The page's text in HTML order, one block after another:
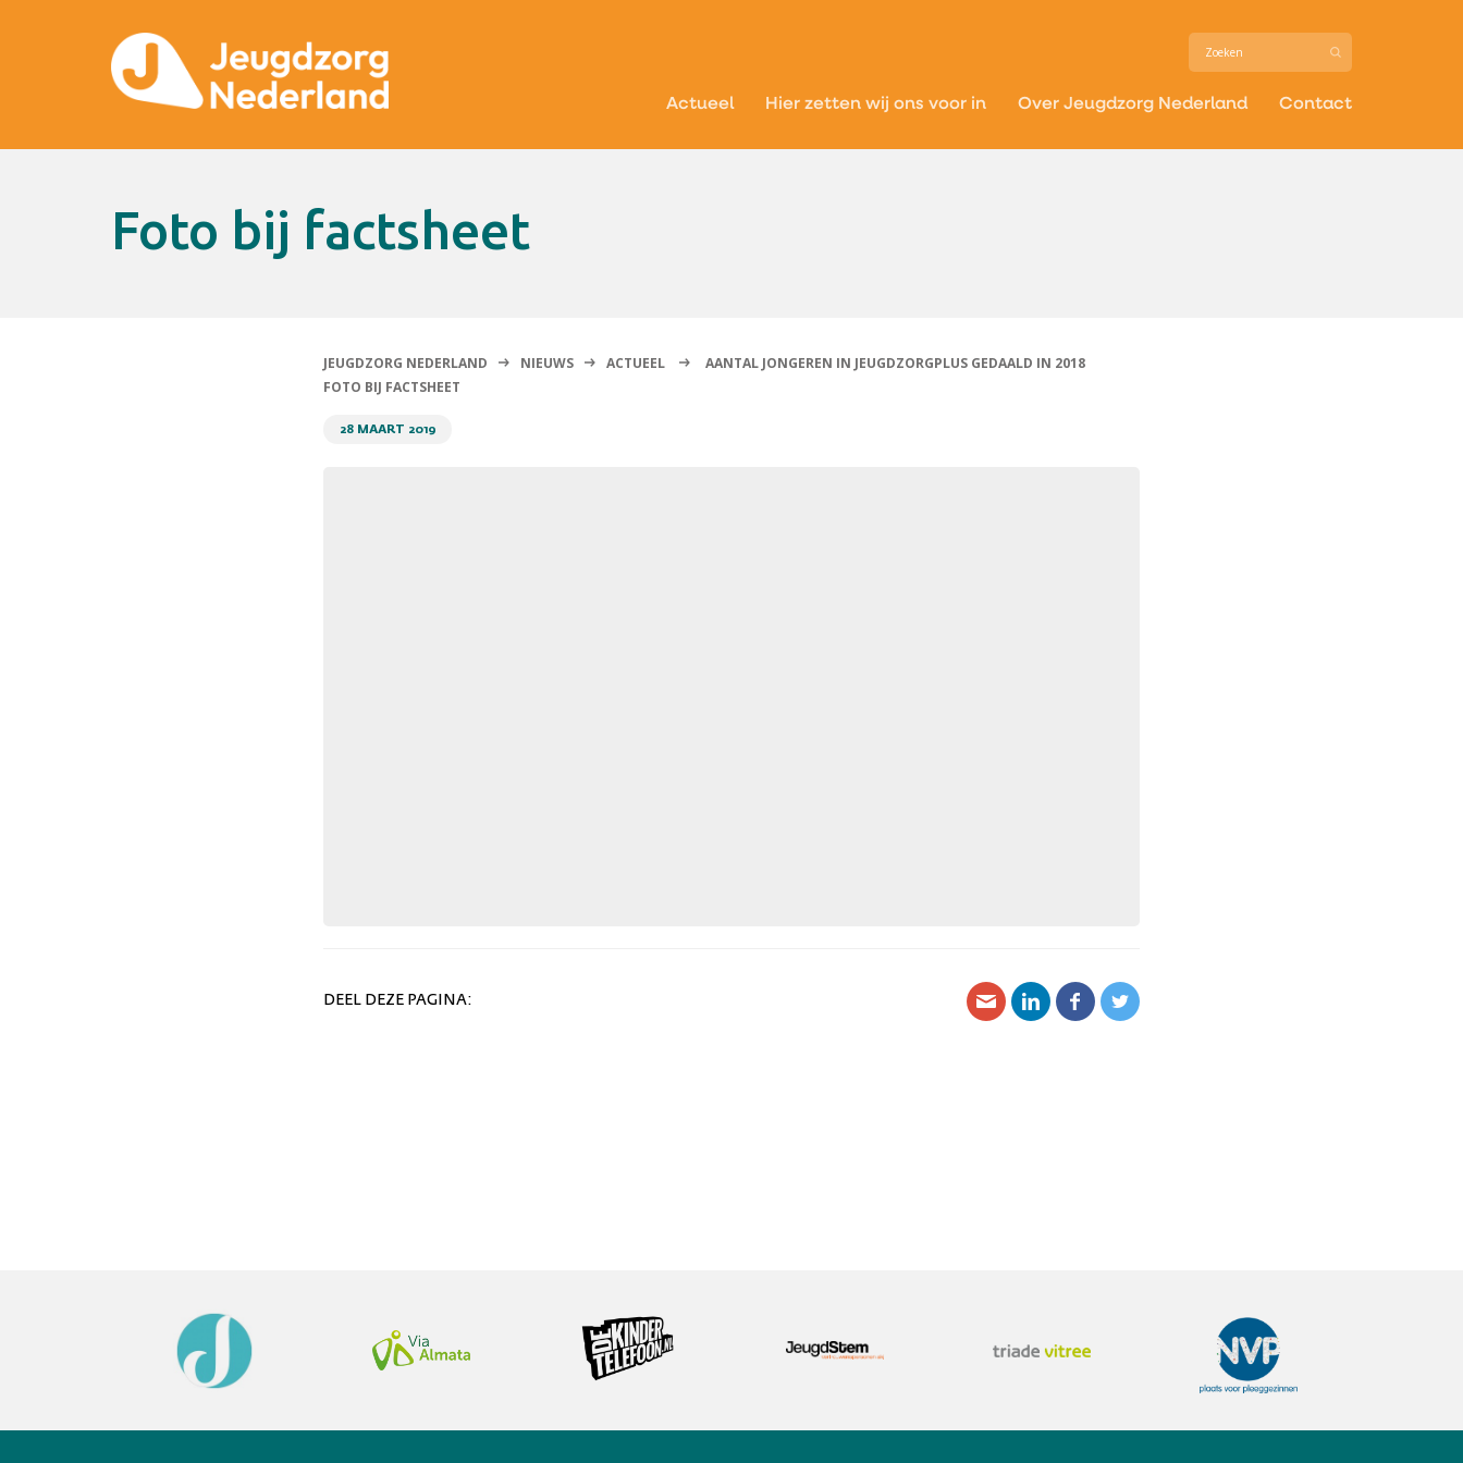
Actueel Hier zetten wij ons voor in Over Jeugdzorg Nederland Contact
foto bij factsheet
JEUGDZORG NEDERLAND NIEUWS ACTUEEL
AANTAL JONGEREN IN JEUGDZORGPLUS GEDAALD IN 2018
FOTO BIJ FACTSHEET
28 MAART 2019
DEEL DEZE PAGINA: